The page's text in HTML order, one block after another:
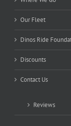
Our Fleet
Dinos Ride
Discounts
Contact Us
Reviews